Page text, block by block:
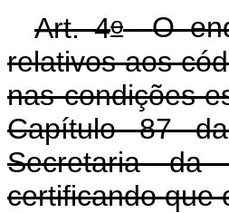
Art. 4o
O
relativos aos
nas condições
Capítulo 87
Secretaria da
certificando que